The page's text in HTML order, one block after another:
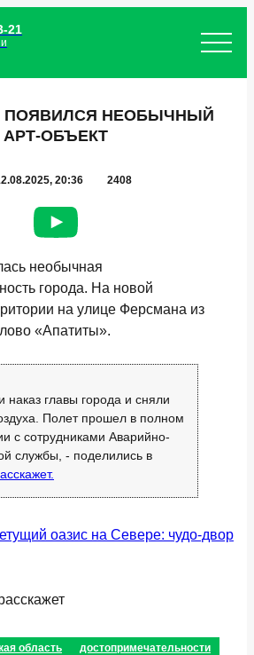
21
ПОЯВИЛСЯ НЕОБЫЧНЫЙ
АРТ-ОБЪЕКТ
20:36 2408
необычная
города. На новой
на улице Ферсмана из
«Апатиты».
наказ главы города и сняли
Полет прошел в полном
с сотрудниками Аварийно-
службы, - поделились в
оазис на Севере: чудо-двор
область
достопримечательности